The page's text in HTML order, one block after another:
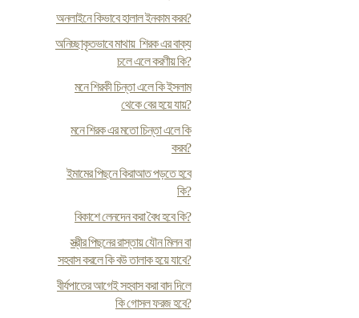
অনলাইনে কিভাবে হালাল ইনকাম করব?
অনিচ্ছাকৃতভাবে মাথায় শিরক এর বাক্য
চলে এলে করণীয় কি?
মনে শিরকী চিন্তা এলে কি ইসলাম
থেকে বের হয়ে যায়?
মনে শিরক এর মতো চিন্তা এলে কি
করব?
ইমামের পিছনে কিরাআত পড়তে হবে
কি?
বিকাশে লেনদেন করা বৈধ হবে কি?
স্ত্রীর পিছনের রাস্তায় যৌন মিলন বা
সহবাস করলে কি বউ তালাক হয়ে যাবে?
বীর্যপাতের আগেই সহবাস করা বাদ দিলে
কি গোসল ফরজ হবে?